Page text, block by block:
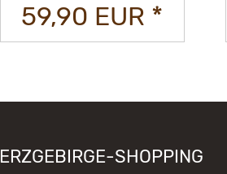
59,90 EUR *
ERZGEBIRGE-SHOPPING